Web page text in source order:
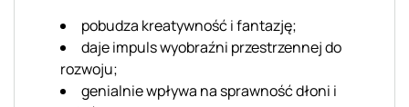
pobudza kreatywność i fantazję;
daje impuls wyobraźni przestrzennej do
rozwoju;
genialnie wpływa na sprawność dłoni i